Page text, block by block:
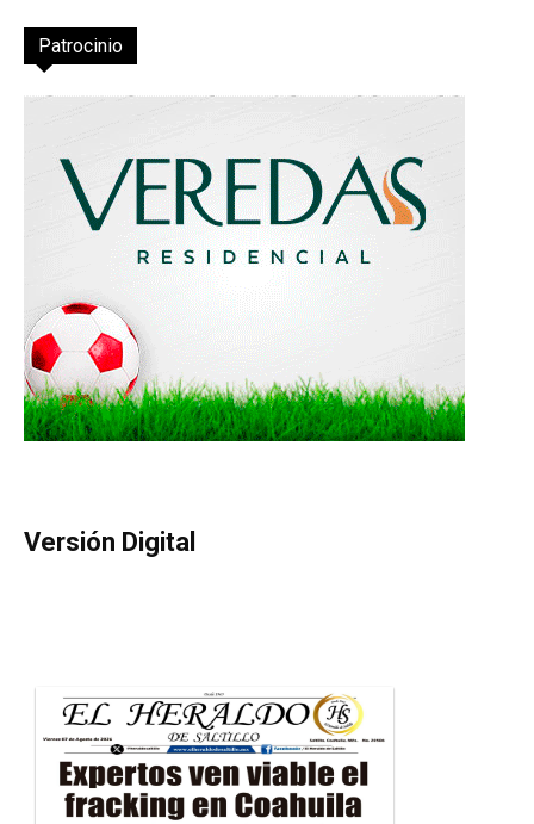
Patrocinio
Versión Digital